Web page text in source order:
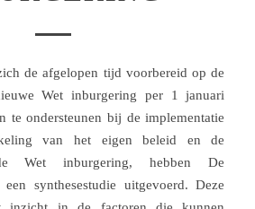
de afgelopen tijd voorbereid op de
Wet inburgering per 1 januari
te ondersteunen bij de implementatie
van het eigen beleid en de
Wet inburgering, hebben De
een synthesestudie uitgevoerd. Deze